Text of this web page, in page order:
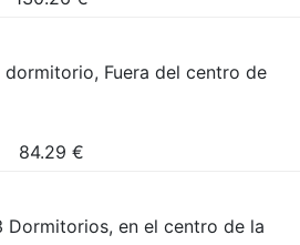
dormitorio, Fuera del centro de
84.29 €
Dormitorios, en el centro de la